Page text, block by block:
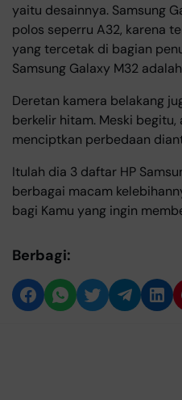
yaitu desainnya. Samsung
polos seperru A32, karena
yang tercetak di bagian
Samsung Galaxy M32
Deretan kamera belakang
berkelir hitam. Meski
menciptkan perbedaan
Itulah dia 3 daftar HP
berbagai macam
bagi Kamu yang ingin
Berbagi: